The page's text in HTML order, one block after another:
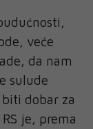
veće
da nam
sulude
dobar za
je, prema